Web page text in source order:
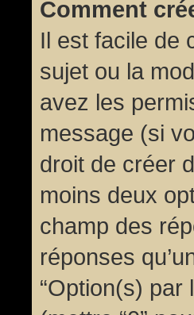
Comment
Il est facile de
sujet ou la
avez les
message (si
droit de créer
moins deux
champ des
réponses
“Option(s) par